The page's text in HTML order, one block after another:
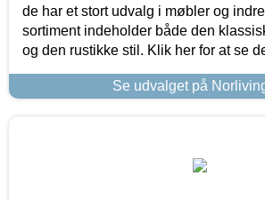
de har et stort udvalg i møbler og
sortiment indeholder både den
og den rustikke stil. Klik her for at se
Se udvalget på